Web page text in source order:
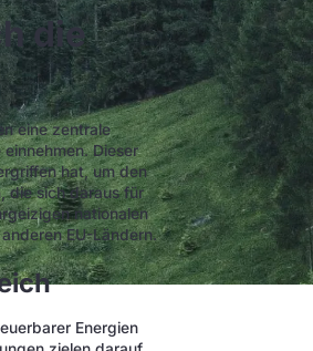
die
eine zentrale
Dieser
hat, um den
die sich daraus für
nationalen
EU-Ländern.
Energien